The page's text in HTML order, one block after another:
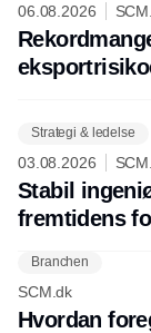
06.08.2026
Strategi & ledelse
03.08.2026
Stabil
fremtidens
Branchen
SCM.dk
Hvordan